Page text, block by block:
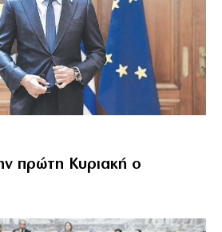
πρώτη Κυριακή ο